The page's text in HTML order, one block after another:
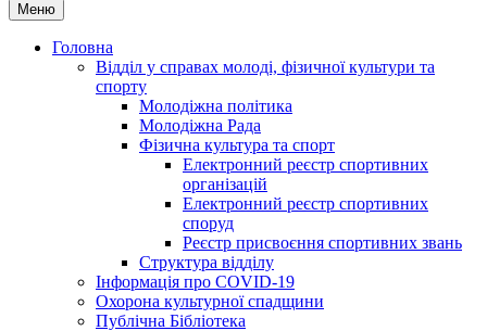
Меню
Головна
Відділ у справах молоді, фізичної культури та
спорту
Молодіжна політика
Молодіжна Рада
Фізична культура та спорт
Електронний реєстр спортивних
організацій
Електронний реєстр спортивних
споруд
Реєстр присвоєння спортивних звань
Структура відділу
Інформація про COVID-19
Охорона культурної спадщини
Публічна Бібліотека